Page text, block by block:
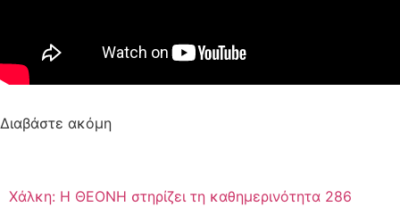
Διαβάστε ακόμη
Χάλκη: Η ΘΕΟΝΗ στηρίζει τη καθημερινότητα 286